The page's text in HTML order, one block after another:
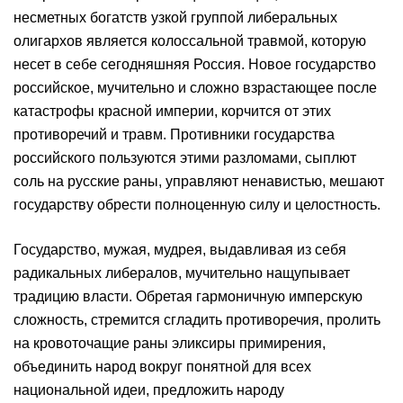
несметных богатств узкой группой либеральных
олигархов является колоссальной травмой, которую
несет в себе сегодняшняя Россия. Новое государство
российское, мучительно и сложно взрастающее после
катастрофы красной империи, корчится от этих
противоречий и травм. Противники государства
российского пользуются этими разломами, сыплют
соль на русские раны, управляют ненавистью, мешают
государству обрести полноценную силу и целостность.
Государство, мужая, мудрея, выдавливая из себя
радикальных либералов, мучительно нащупывает
традицию власти. Обретая гармоничную имперскую
сложность, стремится сгладить противоречия, пролить
на кровоточащие раны эликсиры примирения,
объединить народ вокруг понятной для всех
национальной идеи, предложить народу